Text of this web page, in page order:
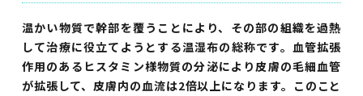
温かい物質で幹部を覆うことにより、その部の組織を過熱
して治療に役立てようとする温湿布の総称です。血管拡張
作用のあるヒスタミン様物質の分泌により皮膚の毛細血管
が拡張して、皮膚内の血流は2倍以上になります。このこと